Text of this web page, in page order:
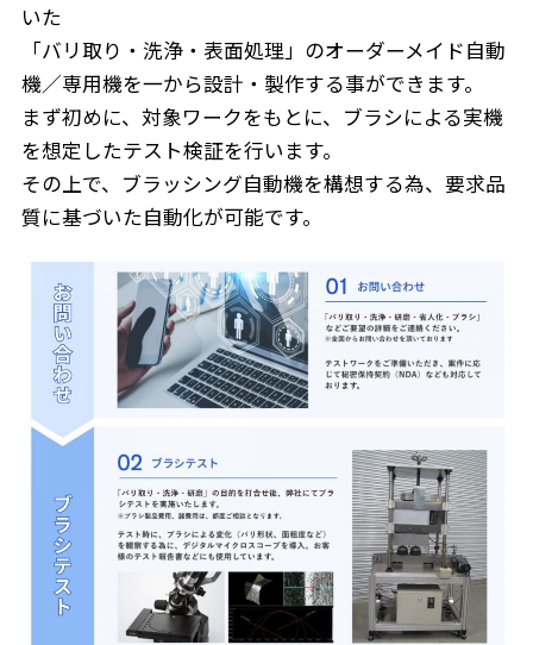
いた
「バリ取り・洗浄・表面処理」のオーダーメイド自動
機／専用機を一から設計・製作する事ができます。
まず初めに、対象ワークをもとに、ブラシによる実機
を想定したテスト検証を行います。
その上で、ブラッシング自動機を構想する為、要求品
質に基づいた自動化が可能です。